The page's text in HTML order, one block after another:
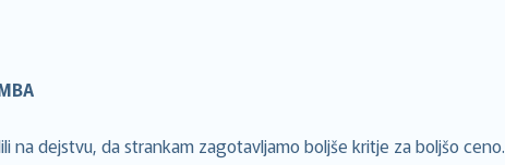
dejstvu, da strankam zagotavljamo boljše kritje za boljšo ceno.